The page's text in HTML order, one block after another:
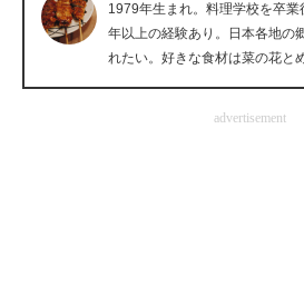
企業向けIT製品の総合サイト
製造業のIT導入・活用を支援
1979年生まれ。料理学校を卒
年以上の経験あり。日本各地の
れたい。好きな食材は菜の花と
advertisement